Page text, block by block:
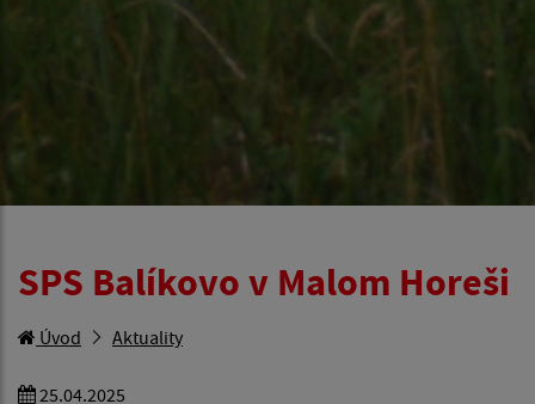
SPS Balíkovo v Malom Horeši
Úvod Aktuality
25.04.2025